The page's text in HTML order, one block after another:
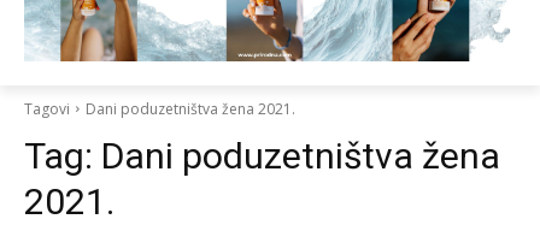
Tagovi Dani poduzetništva žena 2021.
Tag: Dani poduzetništva žena
2021.